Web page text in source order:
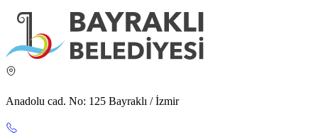
Anadolu cad. No: 125 Bayraklı / İzmir